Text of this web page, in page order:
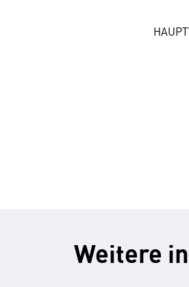
Weitere